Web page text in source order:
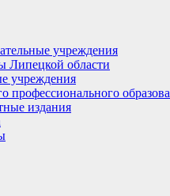
учреждения
Липецкой области
учреждения
профессионального
издания